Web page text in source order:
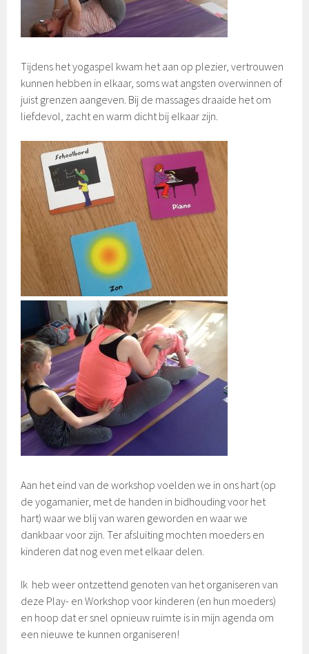
Tijdens het yogaspel kwam het aan op plezier, vertrouwen
kunnen hebben in elkaar, soms wat angsten overwinnen of
juist grenzen aangeven. Bij de massages draaide het om
liefdevol, zacht en warm dicht bij elkaar zijn.
Aan het eind van de workshop voelden we in ons hart (op
de yogamanier, met de handen in bidhouding voor het
hart) waar we blij van waren geworden en waar we
dankbaar voor zijn. Ter afsluiting mochten moeders en
kinderen dat nog even met elkaar delen.
Ik heb weer ontzettend genoten van het organiseren van
deze Play- en Workshop voor kinderen (en hun moeders)
en hoop dat er snel opnieuw ruimte is in mijn agenda om
een nieuwe te kunnen organiseren!